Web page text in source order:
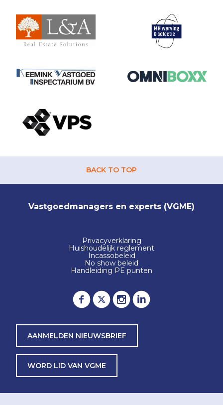
BACK TO TOP
Vastgoedmanagers en experts (VGME)
Privacyverklaring
Huishoudelijk reglement
Incassobeleid
No show beleid
Handleiding PE punten
AANMELDEN NIEUWSBRIEF
WORD LID VAN VGME